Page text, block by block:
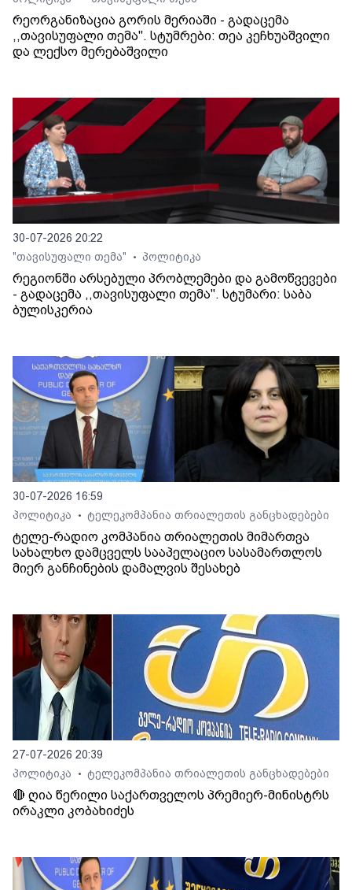
რეორგანიზაცია გორის მერიაში - გადაცემა
,,თავისუფალი თემა". სტუმრები: თეა კეჩხუაშვილი
და ლექსო მერებაშვილი
30-07-2026 20:22
"თავისუფალი თემა"
• პოლიტიკა
რეგიონში არსებული პრობლემები და გამოწვევები
- გადაცემა ,,თავისუფალი თემა". სტუმარი: საბა
ბულისკერია
30-07-2026 16:59
პოლიტიკა
• ტელეკომპანია თრიალეთის განცხადებები
ტელე-რადიო კომპანია თრიალეთის მიმართვა
სახალხო დამცველს სააპელაციო სასამართლოს
მიერ განჩინების დამალვის შესახებ
27-07-2026 20:39
პოლიტიკა
• ტელეკომპანია თრიალეთის განცხადებები
🔴 ღია წერილი საქართველოს პრემიერ-მინისტრს
ირაკლი კობახიძეს